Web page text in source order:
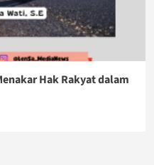
Hak Rakyat dalam